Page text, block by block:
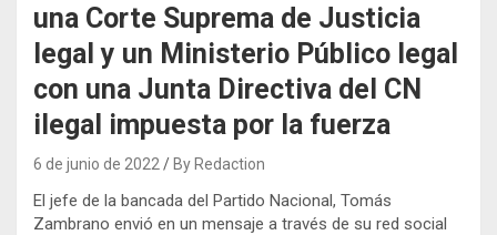
una Corte Suprema de Justicia
legal y un Ministerio Público legal
con una Junta Directiva del CN
ilegal impuesta por la fuerza
6 de junio de 2022 By Redaction
El jefe de la bancada del Partido Nacional, Tomás
Zambrano envió en un mensaje a través de su red social